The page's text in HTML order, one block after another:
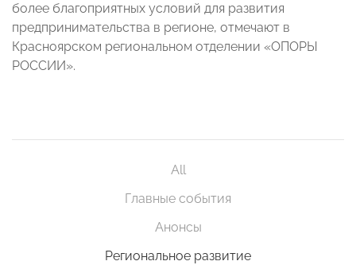
более благоприятных условий для развития
предпринимательства в регионе, отмечают в
Красноярском региональном отделении «ОПОРЫ
РОССИИ».
All
Главные события
Анонсы
Региональное развитие